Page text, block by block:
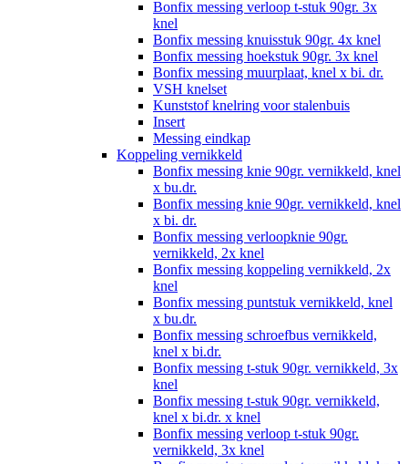
Bonfix messing verloop t-stuk 90gr. 3x
knel
Bonfix messing knuisstuk 90gr. 4x knel
Bonfix messing hoekstuk 90gr. 3x knel
Bonfix messing muurplaat, knel x bi. dr.
VSH knelset
Kunststof knelring voor stalenbuis
Insert
Messing eindkap
Koppeling vernikkeld
Bonfix messing knie 90gr. vernikkeld, knel
x bu.dr.
Bonfix messing knie 90gr. vernikkeld, knel
x bi. dr.
Bonfix messing verloopknie 90gr.
vernikkeld, 2x knel
Bonfix messing koppeling vernikkeld, 2x
knel
Bonfix messing puntstuk vernikkeld, knel
x bu.dr.
Bonfix messing schroefbus vernikkeld,
knel x bi.dr.
Bonfix messing t-stuk 90gr. vernikkeld, 3x
knel
Bonfix messing t-stuk 90gr. vernikkeld,
knel x bi.dr. x knel
Bonfix messing verloop t-stuk 90gr.
vernikkeld, 3x knel